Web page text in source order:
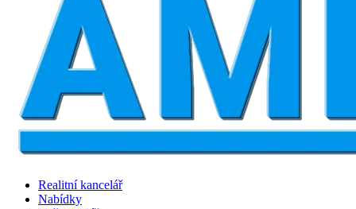
Realitní kancelář
Nabídky